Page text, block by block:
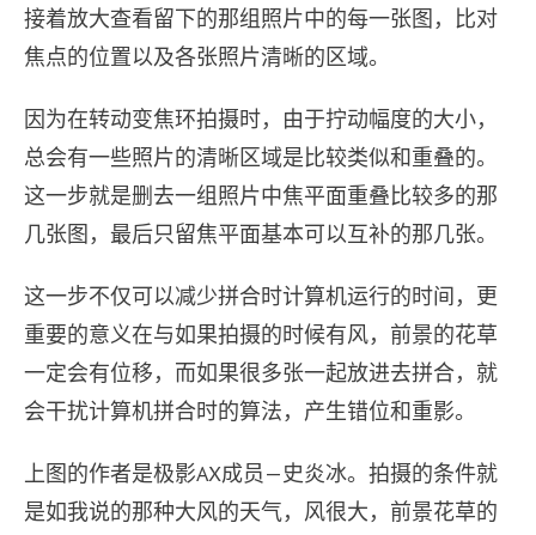
接着放大查看留下的那组照片中的每一张图，比对
焦点的位置以及各张照片清晰的区域。
因为在转动变焦环拍摄时，由于拧动幅度的大小，
总会有一些照片的清晰区域是比较类似和重叠的。
这一步就是删去一组照片中焦平面重叠比较多的那
几张图，最后只留焦平面基本可以互补的那几张。
这一步不仅可以减少拼合时计算机运行的时间，更
重要的意义在与如果拍摄的时候有风，前景的花草
一定会有位移，而如果很多张一起放进去拼合，就
会干扰计算机拼合时的算法，产生错位和重影。
上图的作者是极影AX成员—史炎冰。拍摄的条件就
是如我说的那种大风的天气，风很大，前景花草的